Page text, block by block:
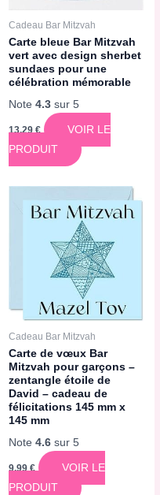
Cadeau Bar Mitzvah
Carte bleue Bar Mitzvah
vert avec design sherbet
sundaes pour une
célébration mémorable
Note 4.3sur 5
13,29€
VOIR LE
PRODUIT
Cadeau Bar Mitzvah
Carte de vœux Bar
Mitzvah pour garçons –
zentangle étoile de
David – cadeau de
félicitations 145 mm x
145 mm
Note 4.6sur 5
9,99€
VOIR LE
PRODUIT